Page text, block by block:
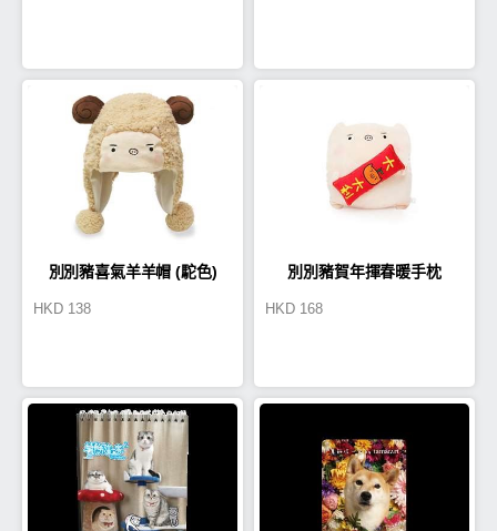
別別豬喜氣羊羊帽 (駝色)
HKD 138
別別豬賀年揮春暖手枕
HKD 168